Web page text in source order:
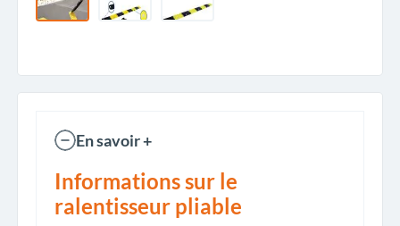
En savoir +
Informations sur le
ralentisseur pliable